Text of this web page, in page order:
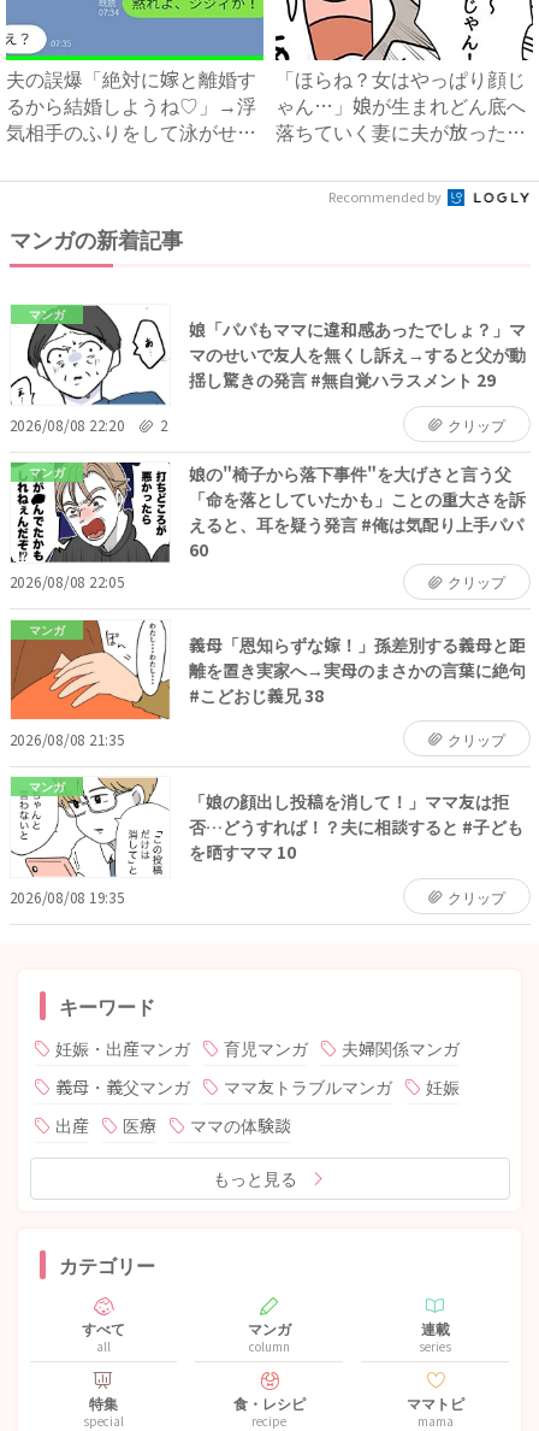
夫の誤爆「絶対に嫁と離婚す
るから結婚しようね♡」→浮
気相手のふりをして泳がせて
「ほらね？女はやっぱり顔じ
ゃん…」娘が生まれどん底へ
落ちていく妻に夫が放った衝
Recommended by
マンガの新着記事
マンガ
娘「パパもママに違和感あったでしょ？」マ
マのせいで友人を無くし訴え→すると父が動
揺し驚きの発言 #無自覚ハラスメント 29
2026/08/08 22:20 2 クリップ
マンガ
娘の"椅子から落下事件"を大げさと言う父
「命を落としていたかも」ことの重大さを訴
えると、耳を疑う発言 #俺は気配り上手パパ
60
2026/08/08 22:05 クリップ
マンガ
義母「恩知らずな嫁！」孫差別する義母と距
離を置き実家へ→実母のまさかの言葉に絶句
#こどおじ義兄 38
2026/08/08 21:35 クリップ
マンガ
「娘の顔出し投稿を消して！」ママ友は拒
否…どうすれば！？夫に相談すると #子ども
を晒すママ 10
2026/08/08 19:35 クリップ
キーワード
妊娠・出産マンガ 育児マンガ
夫婦関係マンガ
義母・義父マンガ
ママ友トラブルマンガ
妊娠
出産
医療 ママの体験談
もっと見る
カテゴリー
すべて
all
マンガ
column
連載
series
特集
special
食・レシピ
recipe
ママトピ
mama